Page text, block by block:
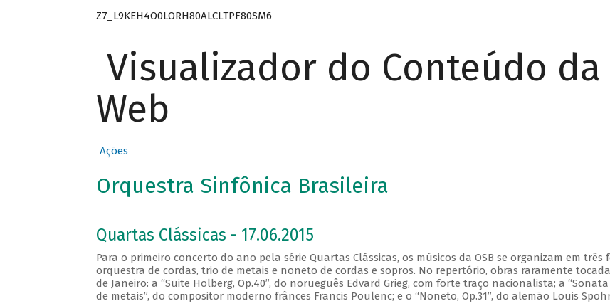
Z7_L9KEH4O0LORH80ALCLTPF80SM6
Visualizador do Conteúdo da
Web
Ações
Orquestra Sinfônica Brasileira
Quartas Clássicas - 17.06.2015
Para o primeiro concerto do ano pela série Quartas Clássicas, os músicos da OSB se organizam em três
orquestra de cordas, trio de metais e noneto de cordas e sopros. No repertório, obras raramente
de Janeiro: a “Suite Holberg, Op.40”, do norueguês Edvard Grieg, com forte traço nacionalista; a
de metais”, do compositor moderno frânces Francis Poulenc; e o “Noneto, Op.31”, do alemão Louis